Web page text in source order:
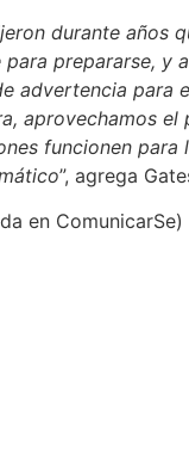
durante años
prepararse, y
advertencia para
aprovechamos
funcionen
”, agrega
en ComunicarSe)